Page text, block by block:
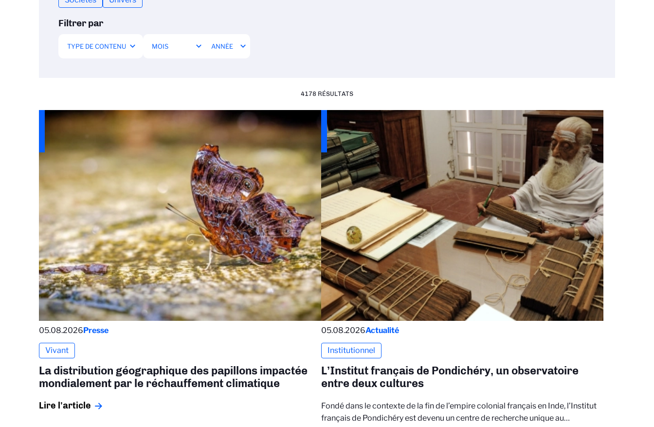
Filtrer par
4178 RÉSULTATS
05.08.2026Presse
Vivant
La distribution géographique des papillons impactée
mondialement par le réchauffement climatique
Lire l'article
05.08.2026Actualité
Institutionnel
L’Institut français de Pondichéry, un observatoire
entre deux cultures
Fondé dans le contexte de la fin de l’empire colonial français en Inde, l’Institut
français de Pondichéry est devenu un centre de recherche unique au…